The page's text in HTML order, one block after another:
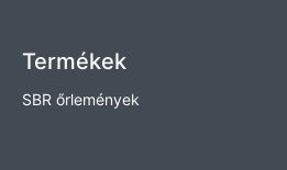
Termékek
SBR őrlemények